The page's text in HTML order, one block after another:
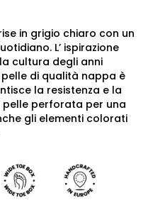
in grigio chiaro con un
L’ ispirazione
cultura degli anni
di qualità nappa è
la resistenza e la
pelle perforata per una
gli elementi colorati